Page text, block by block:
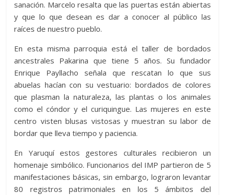
sanación. Marcelo resalta que las puertas están abiertas
y que lo que desean es dar a conocer al público las
raíces de nuestro pueblo.
En esta misma parroquia está el taller de bordados
ancestrales Pakarina que tiene 5 años. Su fundador
Enrique Payllacho señala que rescatan lo que sus
abuelas hacían con su vestuario: bordados de colores
que plasman la naturaleza, las plantas o los animales
como el cóndor y el curiquingue. Las mujeres en este
centro visten blusas vistosas y muestran su labor de
bordar que lleva tiempo y paciencia.
En Yaruquí estos gestores culturales recibieron un
homenaje simbólico. Funcionarios del IMP partieron de 5
manifestaciones básicas, sin embargo, lograron levantar
80 registros patrimoniales en los 5 ámbitos del